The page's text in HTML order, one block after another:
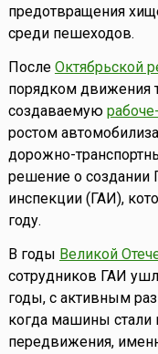
предотвращения
среди пешеходов.
После Октябрьской
порядком движения
создаваемую
ростом
дорожно-
решение о создании
инспекции (ГАИ),
году.
В годы Великой
сотрудников ГАИ
годы, с активным
когда машины
передвижения,